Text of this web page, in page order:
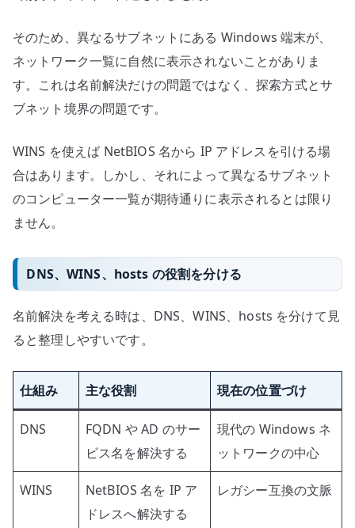
そのため、異なるサブネットにある Windows 端末が、
ネットワーク一覧に自然に表示されないことがありま
す。これは名前解決だけの問題ではなく、探索方式とサ
ブネット境界の問題です。
WINS を使えば NetBIOS 名から IP アドレスを引ける場
合はあります。しかし、それによって異なるサブネット
のコンピューター一覧が期待通りに表示されるとは限り
ません。
DNS、WINS、hosts の役割を分ける
名前解決を考える時は、DNS、WINS、hosts を分けて見
ると整理しやすいです。
仕組み 主な役割 現在の位置づけ
DNS
FQDN や AD のサー
ビス名を解決する
現代の Windows ネ
ットワークの中心
WINS
NetBIOS 名を IP ア
ドレスへ解決する
レガシー互換の文脈